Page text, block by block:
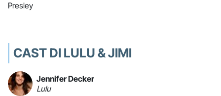
Presley
CAST DI LULU & JIMI
Jennifer Decker
Lulu